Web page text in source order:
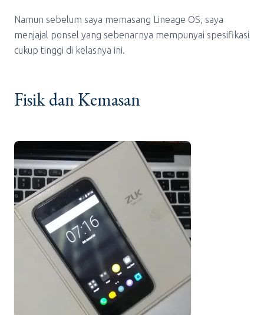
Namun sebelum saya memasang Lineage OS, saya
menjajal ponsel yang sebenarnya mempunyai spesifikasi
cukup tinggi di kelasnya ini.
Fisik dan Kemasan